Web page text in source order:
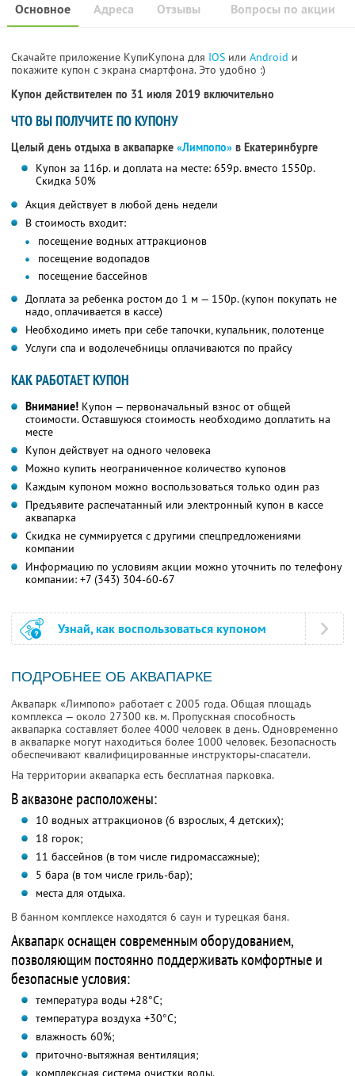
Основное Отзывы Вопросы по акции
Адреса
Скачайте приложение КупиКупона для IOS или Android и
покажите купон с экрана смартфона. Это удобно :)
Купон действителен по 31 июля 2019 включительно
ЧТО ВЫ ПОЛУЧИТЕ ПО КУПОНУ
Целый день отдыха в аквапарке «Лимпопо» в Екатеринбурге
Купон за 116р. и доплата на месте: 659р. вместо 1550р.
Скидка 50%
Акция действует в любой день недели
В стоимость входит:
посещение водных аттракционов
посещение водопадов
посещение бассейнов
Доплата за ребенка ростом до 1 м — 150р. (купон покупать не
надо, оплачивается в кассе)
Необходимо иметь при себе тапочки, купальник, полотенце
Услуги спа и водолечебницы оплачиваются по прайсу
КАК РАБОТАЕТ КУПОН
Внимание! Купон — первоначальный взнос от общей
стоимости. Оставшуюся стоимость необходимо доплатить на
месте
Купон действует на одного человека
Можно купить неограниченное количество купонов
Каждым купоном можно воспользоваться только один раз
Предъявите распечатанный или электронный купон в кассе
аквапарка
Скидка не суммируется с другими спецпредложениями
компании
Информацию по условиям акции можно уточнить по телефону
компании: +7 (343) 304-60-67
Узнай, как воспользоваться купоном
ПОДРОБНЕЕ ОБ АКВАПАРКЕ
Аквапарк «Лимпопо» работает с 2005 года. Общая площадь
комплекса — около 27300 кв. м. Пропускная способность
аквапарка составляет более 4000 человек в день. Одновременно
в аквапарке могут находиться более 1000 человек. Безопасность
обеспечивают квалифицированные инструкторы-спасатели.
На территории аквапарка есть бесплатная парковка.
В аквазоне расположены:
10 водных аттракционов (6 взрослых, 4 детских);
18 горок;
11 бассейнов (в том числе гидромассажные);
5 бара (в том числе гриль-бар);
места для отдыха.
В банном комплексе находятся 6 саун и турецкая баня.
Аквапарк оснащен современным оборудованием,
позволяющим постоянно поддерживать комфортные и
безопасные условия:
температура воды +28°С;
температура воздуха +30°С;
влажность 60%;
приточно-вытяжная вентиляция;
комплексная система очистки воды.